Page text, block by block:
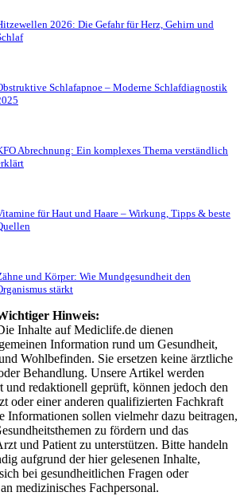
2026: Die Gefahr für Herz, Gehirn und
Schlafapnoe – Moderne Schlafdiagnostik
Abrechnung: Ein komplexes Thema verständlich
für Haut und Haare – Wirkung, Tipps & beste
und Körper: Wie Mundgesundheit den
stärkt
Hinweis:
Inhalte auf Mediclife.de dienen
Information rund um Gesundheit,
Wohlbefinden. Sie ersetzen keine ärztliche
Behandlung. Unsere Artikel werden
und redaktionell geprüft, können jedoch den
oder einer anderen qualifizierten Fachkraft
Informationen sollen vielmehr dazu beitragen,
zu fördern und das
und Patient zu unterstützen. Bitte handeln
aufgrund der hier gelesenen Inhalte,
bei gesundheitlichen Fragen oder
medizinisches Fachpersonal.